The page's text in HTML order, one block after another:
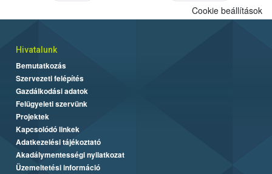
Cookie beállítások
Hivatalunk
Bemutatkozás
Szervezeti felépítés
Gazdálkodási adatok
Felügyeleti szervünk
Projektek
Kapcsolódó linkek
Adatkezelési tájékoztató
Akadálymentességi nyilatkozat
Üzemeltetési információ